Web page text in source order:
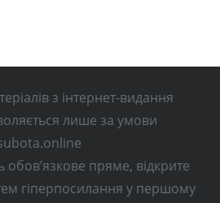
з інтернет-видання
лише за умови
обов’язкове пряме, відкрите
гіперпосилання у першому